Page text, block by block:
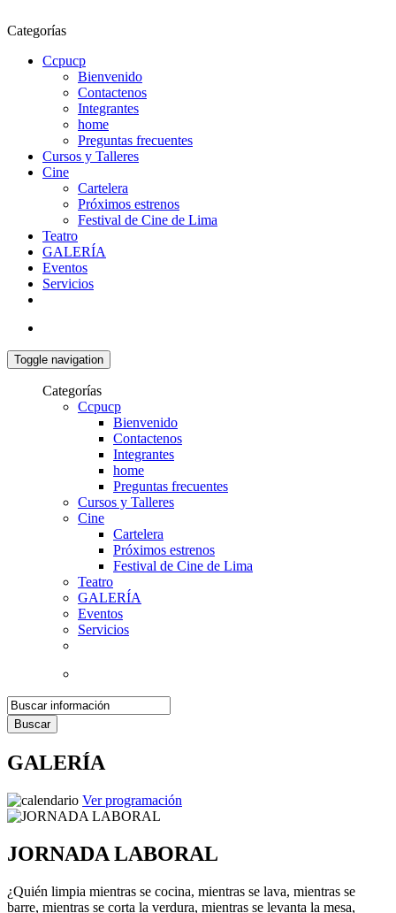
Categorías
Ccpucp
Bienvenido
Contactenos
Integrantes
home
Preguntas frecuentes
Cursos y Talleres
Cine
Cartelera
Próximos estrenos
Festival de Cine de Lima
Teatro
GALERÍA
Eventos
Servicios
Toggle navigation
Categorías
Ccpucp
Bienvenido
Contactenos
Integrantes
home
Preguntas frecuentes
Cursos y Talleres
Cine
Cartelera
Próximos estrenos
Festival de Cine de Lima
Teatro
GALERÍA
Eventos
Servicios
Buscar
GALERÍA
Ver programación
JORNADA LABORAL
¿Quién limpia mientras se cocina, mientras se lava, mientras se
barre, mientras se corta la verdura, mientras se levanta la mesa,